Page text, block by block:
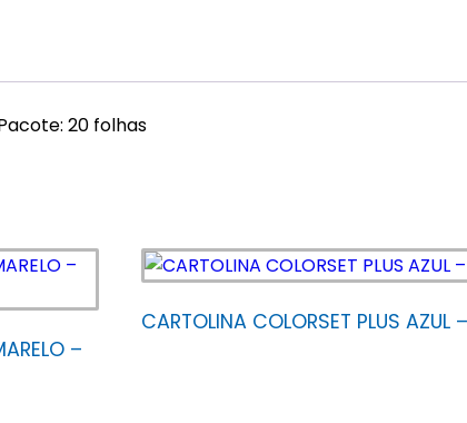
20 folhas
–
CARTOLINA COLORSET PLUS AZUL